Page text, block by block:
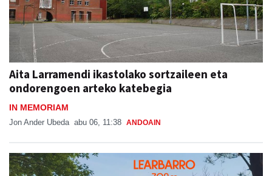
Aita Larramendi ikastolako sortzaileen eta
ondorengoen arteko katebegia
IN MEMORIAM
Jon Ander Ubeda abu 06, 11:38 ANDOAIN